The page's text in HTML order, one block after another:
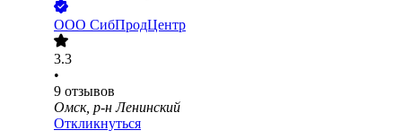
ООО СибПродЦентр
3.3
•
9 отзывов
Омск, р-н Ленинский
Откликнуться